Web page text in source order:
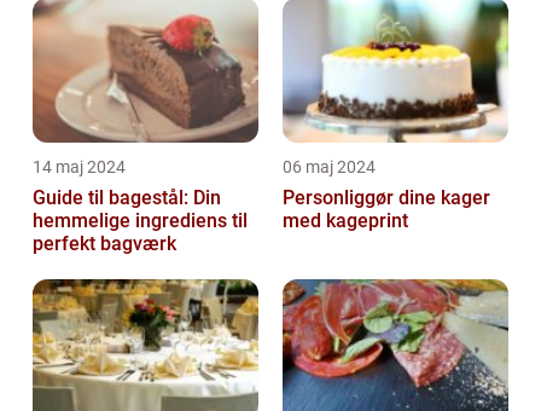
14 maj 2024
Guide til bagestål: Din
hemmelige ingrediens til
perfekt bagværk
06 maj 2024
Personliggør dine kager
med kageprint